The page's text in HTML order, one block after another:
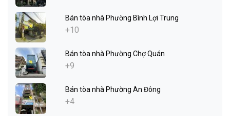
Bán tòa nhà Phường Bình Lợi Trung
+10
Bán tòa nhà Phường Chợ Quán
+9
Bán tòa nhà Phường An Đông
+4